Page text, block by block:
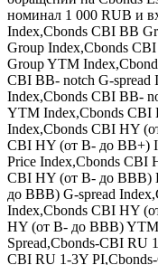
Облигации Сегежа
— Сегежа Групп,
"СЕГЕЖА ГРУПП"»
обращении на Cbonds
номинал 1 000 RUB и
Index,Cbonds CBI BB
Group Index,Cbonds
Group YTM
CBI BB- notch G-spread
Index,Cbonds CBI BB-
YTM Index,Cbonds CBI
Index,Cbonds CBI HY
CBI HY (от B- до BB+)
Price Index,Cbonds CBI
CBI HY (от B- до BBB)
до BBB) G-spread